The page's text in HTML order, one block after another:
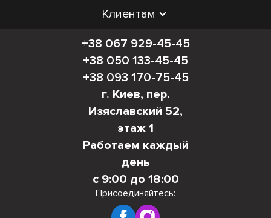
Клиентам
+38 067 929-45-45
+38 050 133-45-45
+38 093 170-75-45
г. Киев, пер.
Изяславский 52,
этаж 1
Работаем каждый
день
с 9:00 до 18:00
Присоединяйтесь: